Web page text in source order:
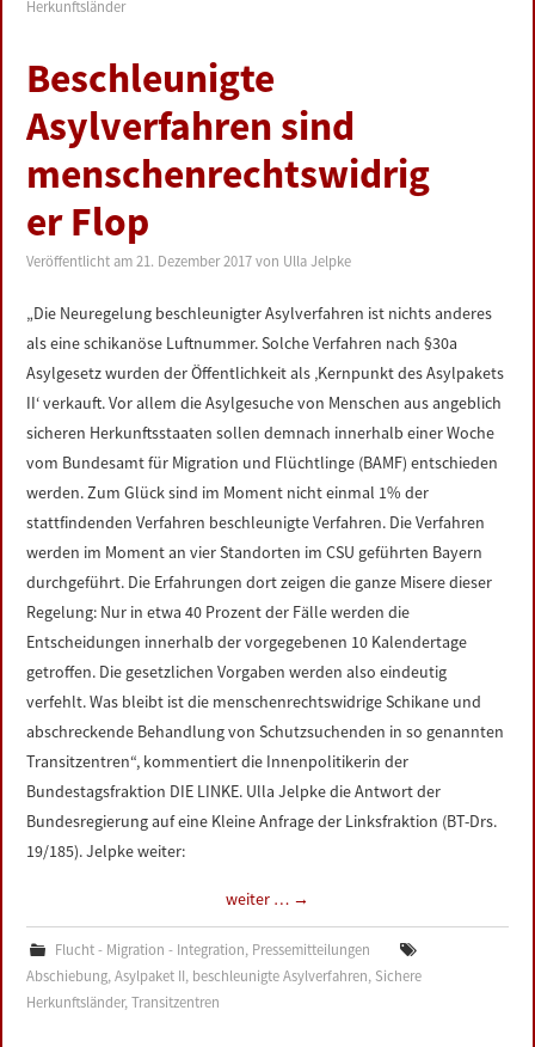
Herkunftsländer
Beschleunigte
Asylverfahren sind
menschenrechtswidrig
er Flop
Veröffentlicht am21. Dezember 2017 von Ulla Jelpke
„Die Neuregelung beschleunigter Asylverfahren ist nichts anderes
als eine schikanöse Luftnummer. Solche Verfahren nach §30a
Asylgesetz wurden der Öffentlichkeit als ‚Kernpunkt des Asylpakets
II‘ verkauft. Vor allem die Asylgesuche von Menschen aus angeblich
sicheren Herkunftsstaaten sollen demnach innerhalb einer Woche
vom Bundesamt für Migration und Flüchtlinge (BAMF) entschieden
werden. Zum Glück sind im Moment nicht einmal 1% der
stattfindenden Verfahren beschleunigte Verfahren. Die Verfahren
werden im Moment an vier Standorten im CSU geführten Bayern
durchgeführt. Die Erfahrungen dort zeigen die ganze Misere dieser
Regelung: Nur in etwa 40 Prozent der Fälle werden die
Entscheidungen innerhalb der vorgegebenen 10 Kalendertage
getroffen. Die gesetzlichen Vorgaben werden also eindeutig
verfehlt. Was bleibt ist die menschenrechtswidrige Schikane und
abschreckende Behandlung von Schutzsuchenden in so genannten
Transitzentren“, kommentiert die Innenpolitikerin der
Bundestagsfraktion DIE LINKE. Ulla Jelpke die Antwort der
Bundesregierung auf eine Kleine Anfrage der Linksfraktion (BT-Drs.
19/185). Jelpke weiter:
weiter … →
Flucht - Migration - Integration, Pressemitteilungen
Abschiebung,Asylpaket II, beschleunigte Asylverfahren, Sichere
Herkunftsländer,Transitzentren